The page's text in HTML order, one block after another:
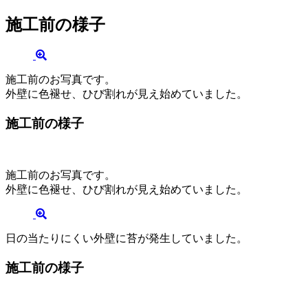
施工前の様子
施工前のお写真です。
外壁に色褪せ、ひび割れが見え始めていました。
施工前の様子
施工前のお写真です。
外壁に色褪せ、ひび割れが見え始めていました。
日の当たりにくい外壁に苔が発生していました。
施工前の様子